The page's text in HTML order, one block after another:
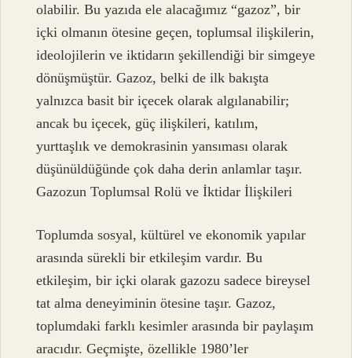
olabilir. Bu yazıda ele alacağımız “gazoz”, bir
içki olmanın ötesine geçen, toplumsal ilişkilerin,
ideolojilerin ve iktidarın şekillendiği bir simgeye
dönüşmüştür. Gazoz, belki de ilk bakışta
yalnızca basit bir içecek olarak algılanabilir;
ancak bu içecek, güç ilişkileri, katılım,
yurttaşlık ve demokrasinin yansıması olarak
düşünüldüğünde çok daha derin anlamlar taşır.
Gazozun Toplumsal Rolü ve İktidar İlişkileri
Toplumda sosyal, kültürel ve ekonomik yapılar
arasında sürekli bir etkileşim vardır. Bu
etkileşim, bir içki olarak gazozu sadece bireysel
tat alma deneyiminin ötesine taşır. Gazoz,
toplumdaki farklı kesimler arasında bir paylaşım
aracıdır. Geçmişte, özellikle 1980’ler